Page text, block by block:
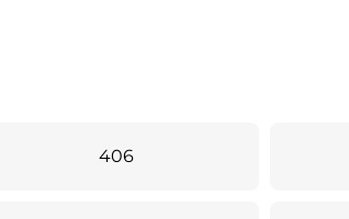
406